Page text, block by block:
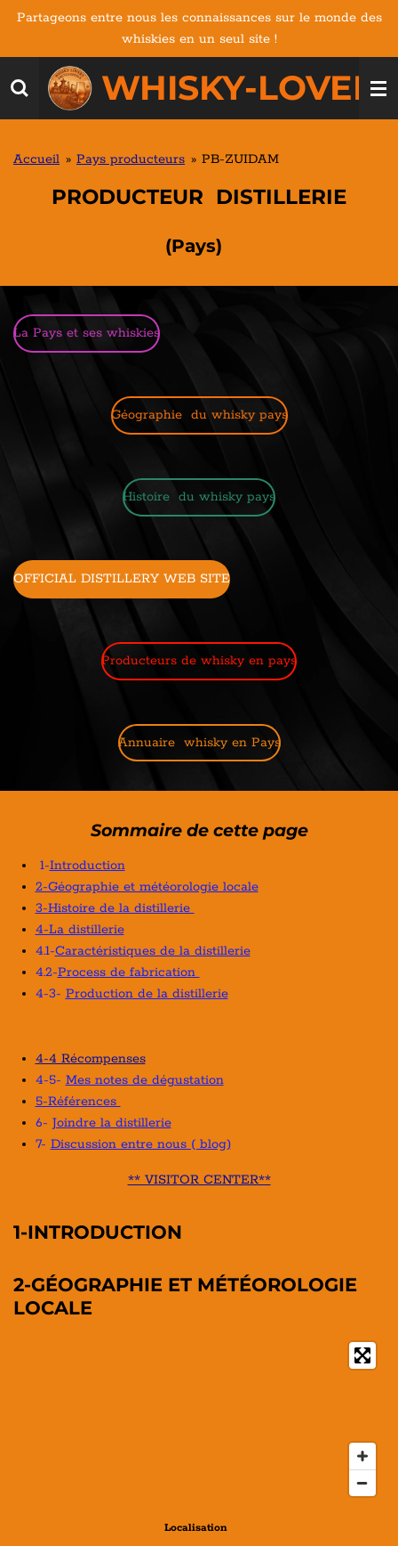
Passer
contenu
principal
WHISKY-
Partageons entre nous les connaissances sur le monde des
whiskies en un seul site !
Accueil » Pays producteurs » PB-ZUIDAM
PRODUCTEUR DISTILLERIE
(Pays)
La Pays et ses whiskies
Géographie du whisky pays
Histoire du whisky pays
OFFICIAL DISTILLERY WEB SITE
Producteurs de whisky en pays
Annuaire whisky en Pays
Sommaire de cette page
1-Introduction
2-Géographie et météorologie locale
3-Histoire de la distillerie
4-La distillerie
4.1-Caractéristiques de la distillerie
4.2-Process de fabrication
4-3- Production de la distillerie
4-4 Récompenses
4-5- Mes notes de dégustation
5-Références
6- Joindre la distillerie
7- Discussion entre nous ( blog)
** VISITOR CENTER**
1-INTRODUCTION
2-GÉOGRAPHIE ET MÉTÉOROLOGIE
LOCALE
Localisation